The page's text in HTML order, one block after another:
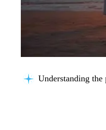
Understanding the